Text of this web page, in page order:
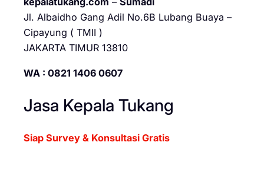
Jl. Albaidho Gang Adil No.6B Lubang Buaya –
Cipayung ( TMII )
JAKARTA TIMUR 13810
WA : 0821 1406 0607
Jasa Kepala Tukang
Siap Survey & Konsultasi Gratis